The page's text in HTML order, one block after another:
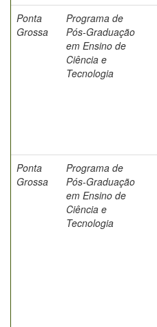
Ponta
Grossa
Programa de
Pós-Graduação
em Ensino de
Ciência e
Tecnologia
Ponta
Grossa
Programa de
Pós-Graduação
em Ensino de
Ciência e
Tecnologia